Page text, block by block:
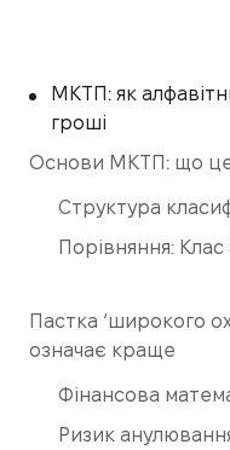
МКТП: як
гроші
Основи МКТП: що це
Структура
Порівняння:
Пастка ‘широкого
означає краще
Фінансова
Ризик